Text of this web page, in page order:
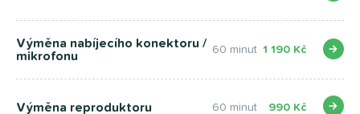
Výměna nabíjecího konektoru /
mikrofonu
60 minut 1 190 Kč
Výměna reproduktoru 60 minut 990 Kč